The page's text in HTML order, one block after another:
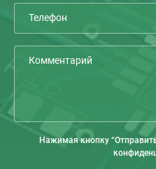
Нажимая кнопку